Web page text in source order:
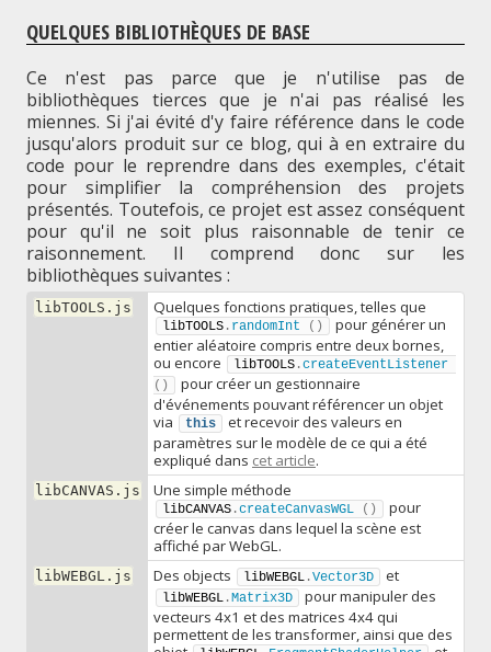
QUELQUES BIBLIOTHÈQUES DE BASE
Ce n'est pas parce que je n'utilise pas de
bibliothèques tierces que je n'ai pas réalisé les
miennes. Si j'ai évité d'y faire référence dans le code
jusqu'alors produit sur ce blog, qui à en extraire du
code pour le reprendre dans des exemples, c'était
pour simplifier la compréhension des projets
présentés. Toutefois, ce projet est assez conséquent
pour qu'il ne soit plus raisonnable de tenir ce
raisonnement. Il comprend donc sur les
bibliothèques suivantes :
libTOOLS.js Quelques fonctions pratiques, telles que
libTOOLS . randomInt ( )
pour générer un
entier aléatoire compris entre deux bornes,
ou encore
libTOOLS .createEventListener
( )
pour créer un gestionnaire
d'événements pouvant référencer un objet
via
this
et recevoir des valeurs en
paramètres sur le modèle de ce qui a été
expliqué dans cet article.
libCANVAS.js Une simple méthode
libCANVAS .createCanvasWGL ( )
pour
créer le canvas dans lequel la scène est
affiché par WebGL.
libWEBGL.js Des objects libWEBGL .Vector3D et
libWEBGL .Matrix3D
pour manipuler des
vecteurs 4x1 et des matrices 4x4 qui
permettent de les transformer, ainsi que des